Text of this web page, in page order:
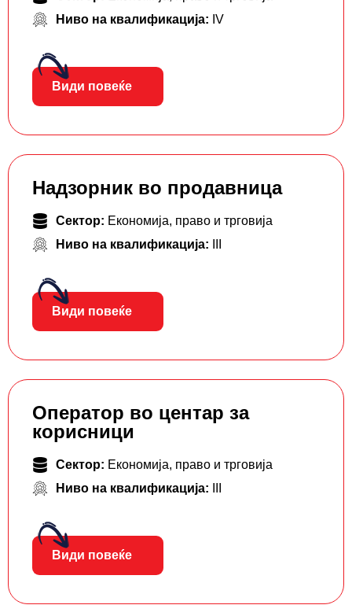
Ниво на квалификација: IV
Види повеќе
Надзорник во продавница
Сектор: Економија, право и трговија
Ниво на квалификација:
Види повеќе
Оператор во центар за
корисници
Сектор: Економија, право и трговија
Ниво на квалификација:
Види повеќе